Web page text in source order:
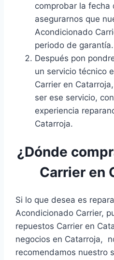
comprobar la fecha
asegurarnos que
Acondicionado
periodo de garantía.
Después pon
un servicio técnico
Carrier en
ser ese servicio,
experiencia
Catarroja.
¿Dónde
Carrier en
Si lo que desea es
Acondicionado Carrier,
repuestos Carrier en
negocios en Catarroja,
recomendamos nuestro